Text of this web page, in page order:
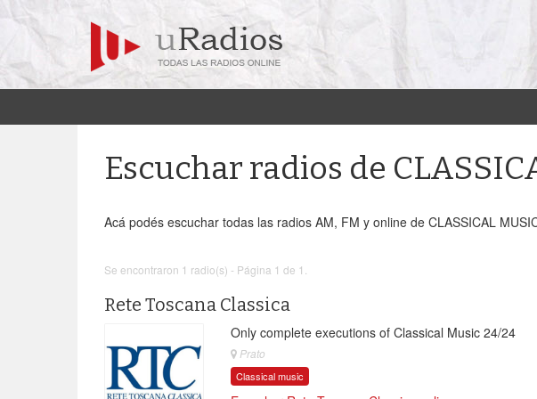
Escuchar radios de
Acá podés escuchar todas las radios AM, FM y online de CLASSICAL
Se encontraron 1 radio(s) - Página 1 de 1.
Rete Toscana Classica
Only complete executions of Classical Music 24/24
Prato
Classical music